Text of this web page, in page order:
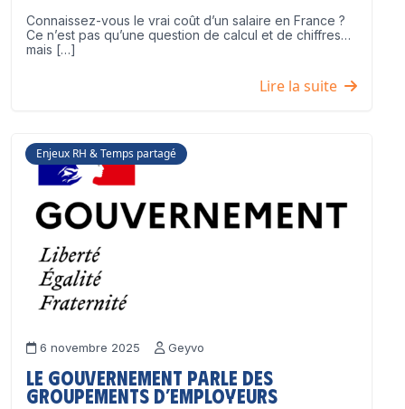
Connaissez-vous le vrai coût d’un salaire en France ?
Ce n’est pas qu’une question de calcul et de chiffres…
mais […]
Lire la suite
Enjeux RH & Temps partagé
6 novembre 2025 Geyvo
Le Gouvernement parle des
groupements d’employeurs